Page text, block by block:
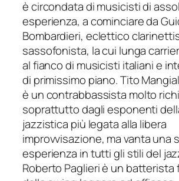
è circondata di musicisti di
esperienza, a cominciare da
Bombardieri, eclettico
sassofonista, la cui lunga
al fianco di musicisti italiani e
di primissimo piano. Tito
è un contrabbassista molto
soprattutto dagli esponenti
jazzistica più legata alla libera
improvvisazione, ma vanta una
esperienza in tutti gli stili del
Roberto Paglieri è un batterista